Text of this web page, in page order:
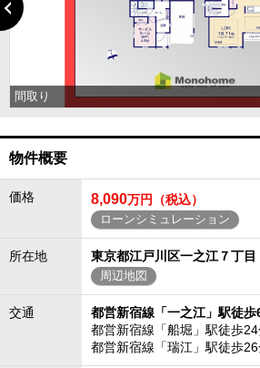
間取り
物件概要
価格 8,090万円（税込）
ローンシミュレーション
所在地 東京都江戸川区一之江７丁目
周辺地図
交通
都営新宿線「一之江」駅徒歩
都営新宿線「船堀」駅徒歩
都営新宿線「瑞江」駅徒歩